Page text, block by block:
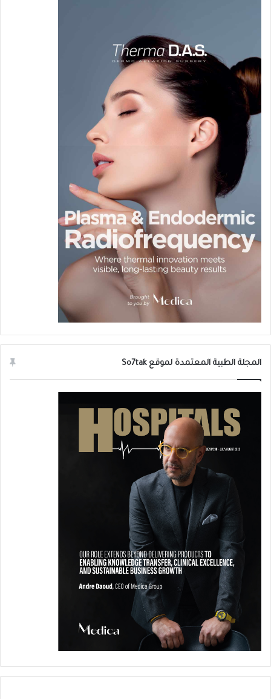
إفراغ المثانة بعد الجماع لإزالة البكتيريا من
مجرى البول لأنه يقلل من خطر الإصابة
يساعد التنظيف من الأمام إلى الخلف بعد
التبول وبعد التبرز على منع انتشار البكتيريا في
مجرى البول.
المجلة الطبية المعتمدة لموقع So7tak